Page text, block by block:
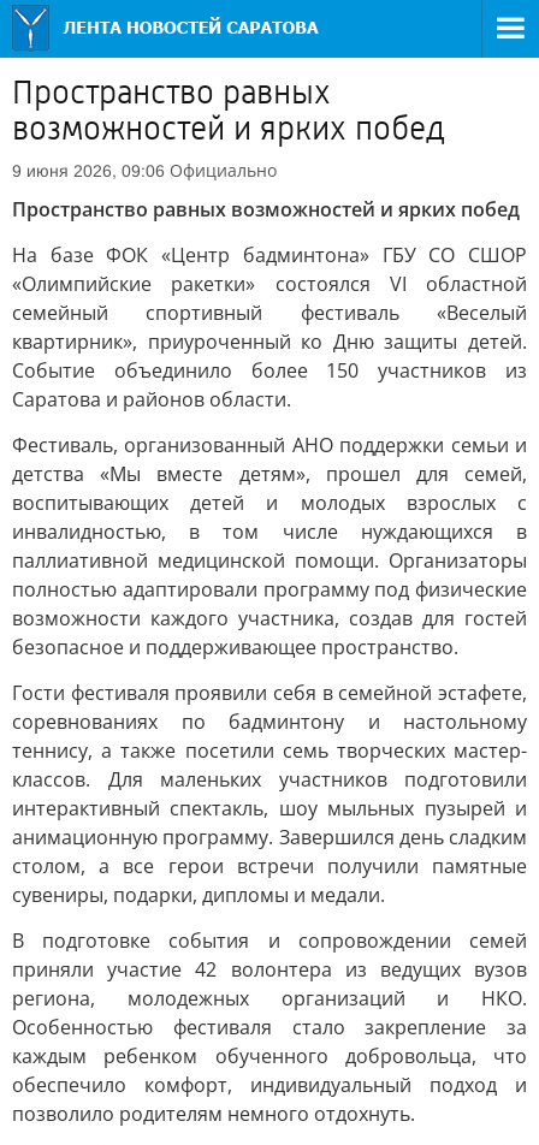
Пространство равных
возможностей и ярких побед
9 июня 2026, 09:06 Официально
Пространство равных возможностей и ярких побед
На базе ФОК «Центр бадминтона» ГБУ СО СШОР
«Олимпийские ракетки» состоялся VI областной
семейный спортивный фестиваль «Веселый
квартирник», приуроченный ко Дню защиты детей.
Событие объединило более 150 участников из
Саратова и районов области.
Фестиваль, организованный АНО поддержки семьи и
детства «Мы вместе детям», прошел для семей,
воспитывающих детей и молодых взрослых с
инвалидностью, в том числе нуждающихся в
паллиативной медицинской помощи. Организаторы
полностью адаптировали программу под физические
возможности каждого участника, создав для гостей
безопасное и поддерживающее пространство.
Гости фестиваля проявили себя в семейной эстафете,
соревнованиях по бадминтону и настольному
теннису, а также посетили семь творческих мастер-
классов. Для маленьких участников подготовили
интерактивный спектакль, шоу мыльных пузырей и
анимационную программу. Завершился день сладким
столом, а все герои встречи получили памятные
сувениры, подарки, дипломы и медали.
В подготовке события и сопровождении семей
приняли участие 42 волонтера из ведущих вузов
региона, молодежных организаций и НКО.
Особенностью фестиваля стало закрепление за
каждым ребенком обученного добровольца, что
обеспечило комфорт, индивидуальный подход и
позволило родителям немного отдохнуть.